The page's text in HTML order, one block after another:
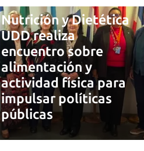
Nutrición y Dietética
UDD realiza
encuentro sobre
alimentación y
actividad física para
impulsar políticas
públicas